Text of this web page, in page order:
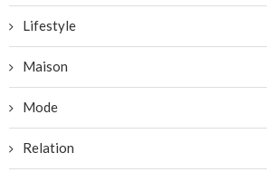
Lifestyle
Maison
Mode
Relation